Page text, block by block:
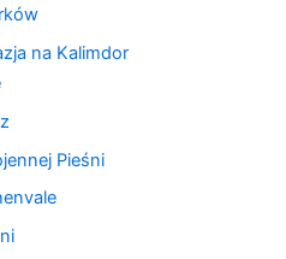
na Kalimdor
Pieśni